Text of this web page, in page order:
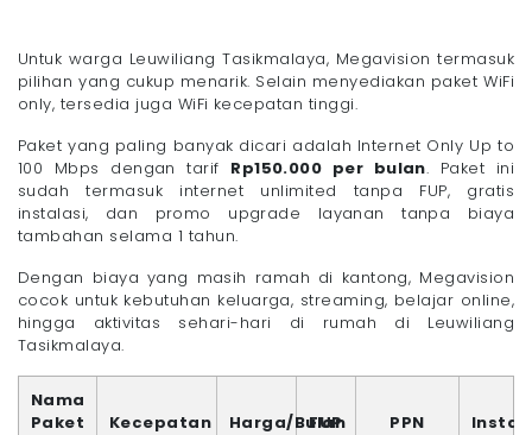
Untuk warga Leuwiliang Tasikmalaya, Megavision termasuk
pilihan yang cukup menarik. Selain menyediakan paket WiFi
only, tersedia juga WiFi kecepatan tinggi.
Paket yang paling banyak dicari adalah Internet Only Up to
100 Mbps dengan tarif Rp150.000 per bulan. Paket ini
sudah termasuk internet unlimited tanpa FUP, gratis
instalasi, dan promo upgrade layanan tanpa biaya
tambahan selama 1 tahun.
Dengan biaya yang masih ramah di kantong, Megavision
cocok untuk kebutuhan keluarga, streaming, belajar online,
hingga aktivitas sehari-hari di rumah di Leuwiliang
Tasikmalaya.
Nama
Paket
Kecepatan Harga/Bulan
FUP PPN